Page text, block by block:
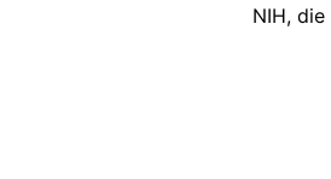
NIH, die